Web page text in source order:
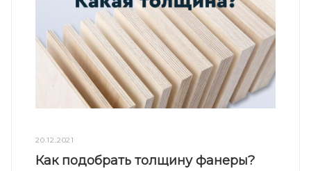
20.12.2021
Как подобрать толщину фанеры?